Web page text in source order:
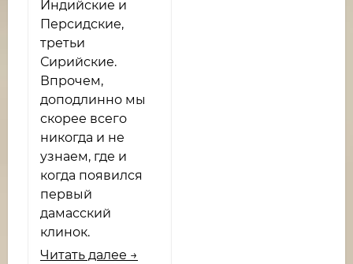
Индийские и
Персидские,
третьи
Сирийские.
Впрочем,
доподлинно мы
скорее всего
никогда и не
узнаем, где и
когда появился
первый
дамасский
клинок.
Читать далее →